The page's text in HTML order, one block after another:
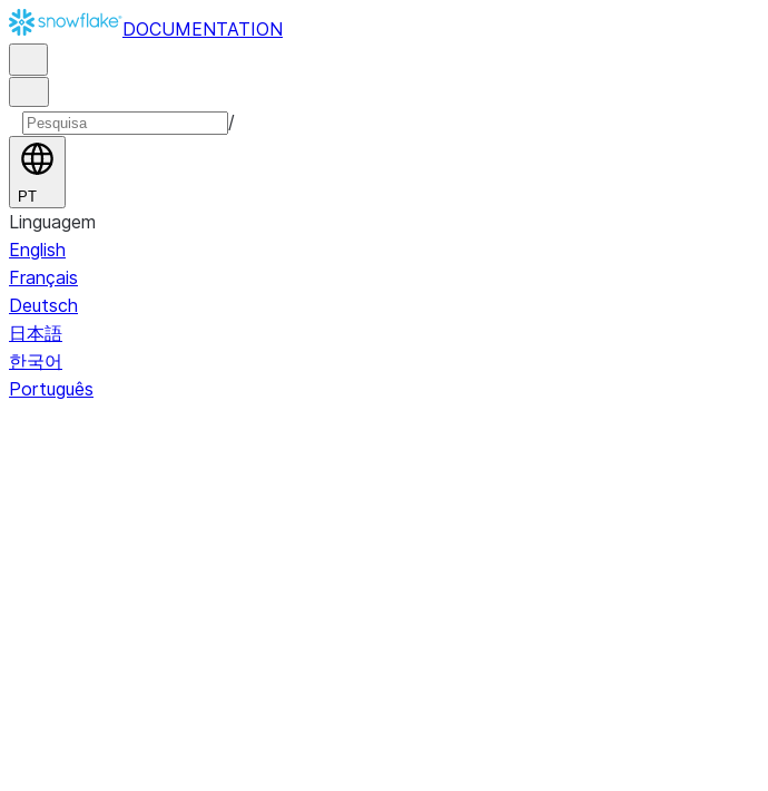
DOCUMENTATION
/
PT
Linguagem
English
Français
Deutsch
日本語
한국어
Português